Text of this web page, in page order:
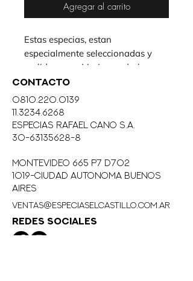
Agregar al carrito
Estas especias, estan
especialmente seleccionadas y
molidas para Marinar y darle un
toque especial a tus carnes.
Su uso es muy sencillo,: perfumar
previamente con aceite de Oliva
tus carnes, luego fotarlas con las
Especias para Marinar, y dejar
cocinar
CONTACTO
0810.220.0139
11.3234.6268
eSPECIAS RAFAEL CANO S.A.
30-63135628-8
MONTEVIDEO 665 P7 D702
1019-CIUDAD AUTONOMA BUENOS
AIRES
ventas@especiaselcastillo.com.ar
REDES SOCIALES